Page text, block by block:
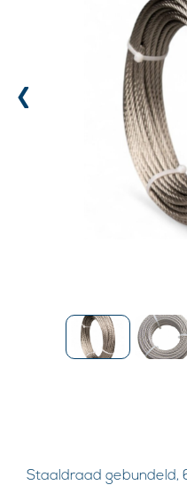
‹
Staaldraad gebundeld,